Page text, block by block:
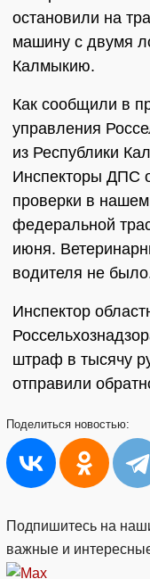
остановили на
машину с двумя
Калмыкию.
Как сообщили в
управления
из Республики
Инспекторы ДПС
проверки в
федеральной
июня.
водителя не
Инспектор
штраф в тысячу
отправили
Поделиться новостью:
Подпишитесь на
важные и